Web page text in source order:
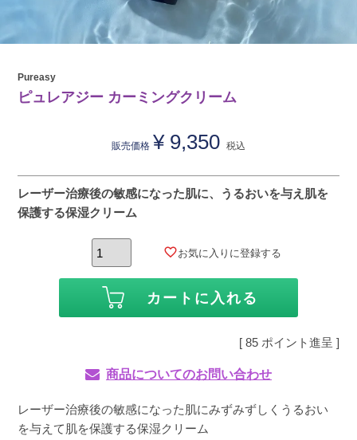
Pureasy
ピュレアジー カーミングクリーム
販売価格 ¥ 9,350 税込
レーザー治療後の敏感になった肌に、うるおいを与え肌を
保護する保湿クリーム
お気に入りに登録する
カートに入れる
[ 85 ポイント進呈 ]
商品についてのお問い合わせ
レーザー治療後の敏感になった肌にみずみずしくうるおい
を与えて肌を保護する保湿クリーム